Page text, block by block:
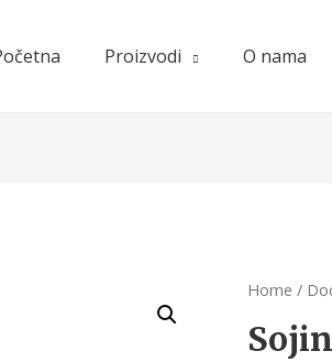
Proizvodi O nama
Home /